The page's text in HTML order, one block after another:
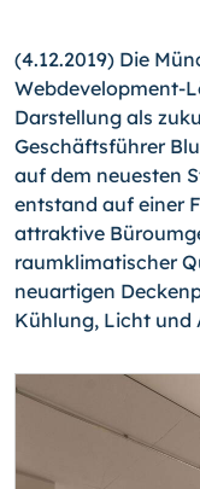
(4.12.2019) Die
Webdevelopment-
Darstellung als
Geschäftsführer
auf dem neuesten
entstand auf einer
attraktive
raumklimatischer
neuartigen
Kühlung, Licht und